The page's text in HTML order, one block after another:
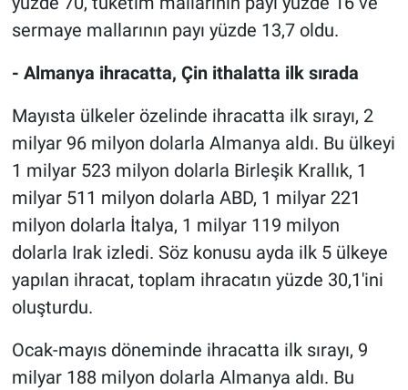
sermaye mallarının payı yüzde 13,7 oldu.
- Almanya ihracatta, Çin ithalatta ilk sırada
Mayısta ülkeler özelinde ihracatta ilk sırayı, 2
milyar 96 milyon dolarla Almanya aldı. Bu ülkeyi
1 milyar 523 milyon dolarla Birleşik Krallık, 1
milyar 511 milyon dolarla ABD, 1 milyar 221
milyon dolarla İtalya, 1 milyar 119 milyon
dolarla Irak izledi. Söz konusu ayda ilk 5 ülkeye
yapılan ihracat, toplam ihracatın yüzde 30,1'ini
oluşturdu.
Ocak-mayıs döneminde ihracatta ilk sırayı, 9
milyar 188 milyon dolarla Almanya aldı. Bu